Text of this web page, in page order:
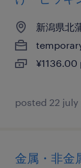
新潟県北
posted 22 july
金属・非金